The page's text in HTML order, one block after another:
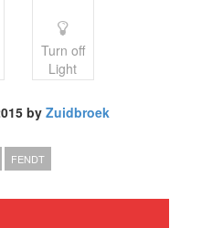
Turn off
Light
by Zuidbroek
FENDT